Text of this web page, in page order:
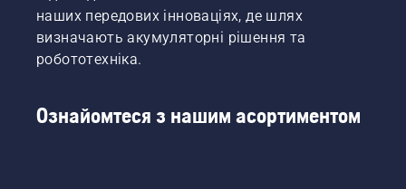
наших передових інноваціях, де шлях
визначають акумуляторні рішення та
робототехніка.
Ознайомтеся з нашим асортиментом